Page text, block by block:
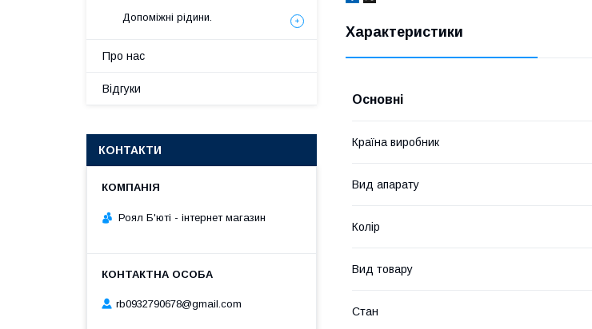
Характеристики
Основні
Країна виробник
Вид апарату
Колір
Вид товару
Стан
Допоміжні рідини.
Про нас
Відгуки
КОНТАКТИ
Роял Б'юті - інтернет магазин
rb0932790678@gmail.com